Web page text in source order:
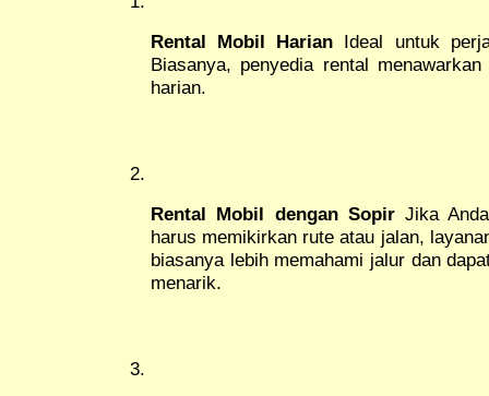
Rental Mobil Harian Ideal untuk
Biasanya, penyedia rental
harian.
Rental Mobil dengan SopirJika Anda
harus memikirkan rute atau jalan,
biasanya lebih memahami jalur dan
menarik.